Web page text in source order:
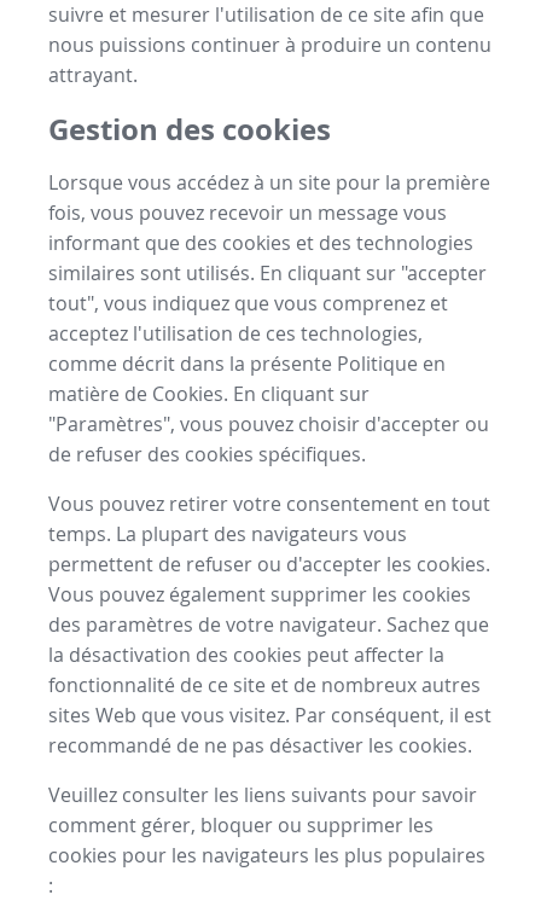
suivre et mesurer l'utilisation de ce site afin que
nous puissions continuer à produire un contenu
attrayant.
Gestion des cookies
Lorsque vous accédez à un site pour la première
fois, vous pouvez recevoir un message vous
informant que des cookies et des technologies
similaires sont utilisés. En cliquant sur "accepter
tout", vous indiquez que vous comprenez et
acceptez l'utilisation de ces technologies,
comme décrit dans la présente Politique en
matière de Cookies. En cliquant sur
"Paramètres", vous pouvez choisir d'accepter ou
de refuser des cookies spécifiques.
Vous pouvez retirer votre consentement en tout
temps. La plupart des navigateurs vous
permettent de refuser ou d'accepter les cookies.
Vous pouvez également supprimer les cookies
des paramètres de votre navigateur. Sachez que
la désactivation des cookies peut affecter la
fonctionnalité de ce site et de nombreux autres
sites Web que vous visitez. Par conséquent, il est
recommandé de ne pas désactiver les cookies.
Veuillez consulter les liens suivants pour savoir
comment gérer, bloquer ou supprimer les
cookies pour les navigateurs les plus populaires
: